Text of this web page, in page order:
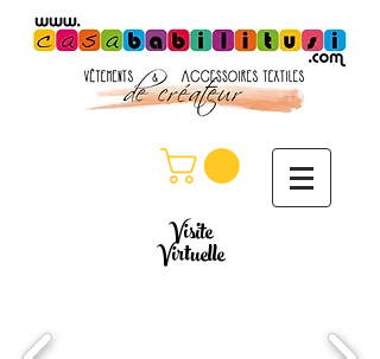
Visite
Virtuelle